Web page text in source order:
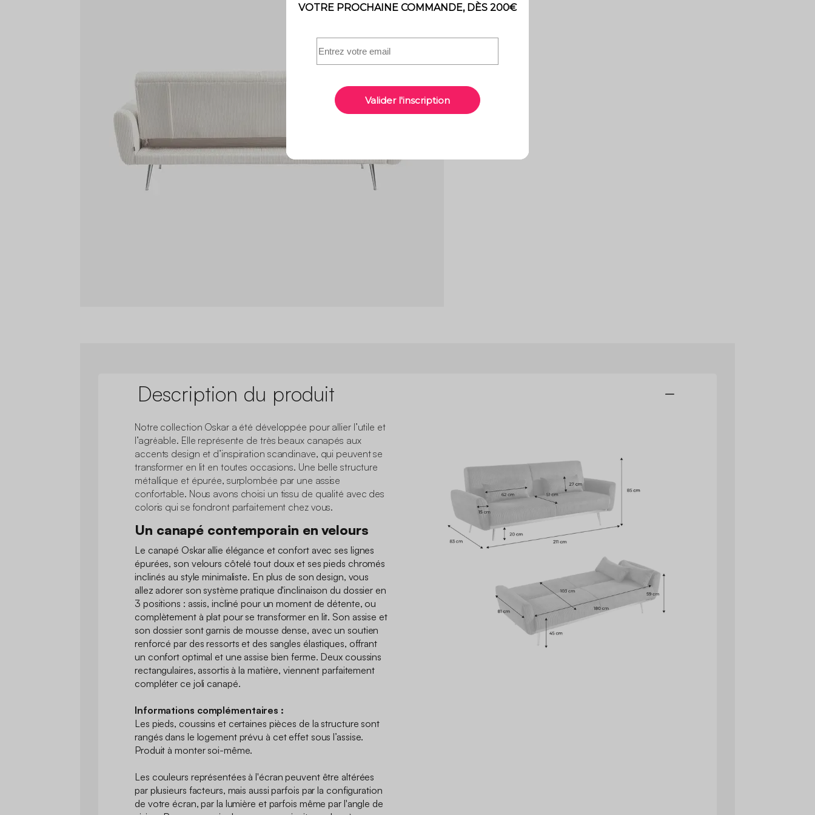
Description du produit
Notre collection Oskar a été développée pour allier l’utile et
l’agréable. Elle représente de très beaux canapés aux
accents design et d’inspiration scandinave, qui peuvent se
transformer en lit en toutes occasions. Une belle structure
métallique et épurée, surplombée par une assise
confortable. Nous avons choisi un tissu de qualité avec des
coloris qui se fondront parfaitement chez vous.
Un canapé contemporain en velours
Le canapé Oskar allie élégance et confort avec ses lignes
épurées, son velours côtelé tout doux et ses pieds chromés
inclinés au style minimaliste. En plus de son design, vous
allez adorer son système pratique d'inclinaison du dossier en
3 positions : assis, incliné pour un moment de détente, ou
complètement à plat pour se transformer en lit. Son assise et
son dossier sont garnis de mousse dense, avec un soutien
renforcé par des ressorts et des sangles élastiques, offrant
un confort optimal et une assise bien ferme. Deux coussins
rectangulaires, assortis à la matière, viennent parfaitement
compléter ce joli canapé.
Informations complémentaires :
Les pieds, coussins et certaines pièces de la structure sont
rangés dans le logement prévu à cet effet sous l’assise.
Produit à monter soi-même.
Les couleurs représentées à l'écran peuvent être altérées
par plusieurs facteurs, mais aussi parfois par la configuration
de votre écran, par la lumière et parfois même par l'angle de